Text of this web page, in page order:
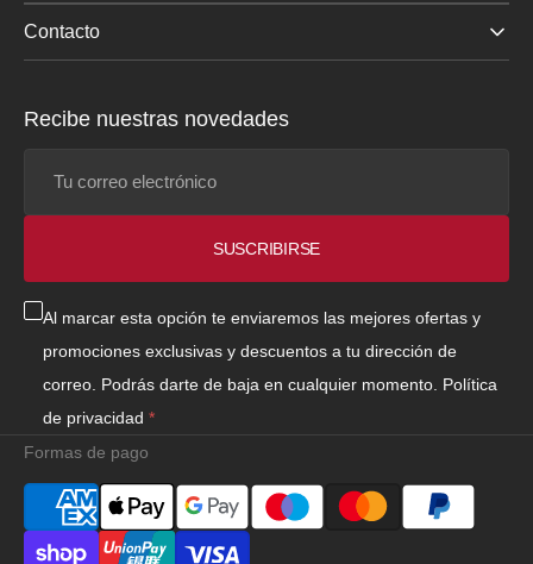
Contacto
Recibe nuestras novedades
SUSCRIBIRSE
Al marcar esta opción te enviaremos las mejores ofertas y
promociones exclusivas y descuentos a tu dirección de
correo. Podrás darte de baja en cualquier momento. Política
de privacidad
Formas de pago